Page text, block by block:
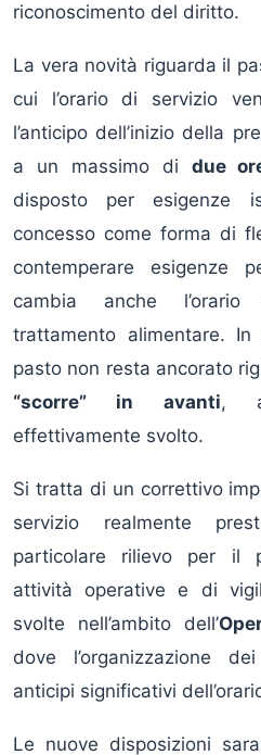
riconoscimento del diritto.
La vera novità riguarda il
cui l’orario di servizio
l’anticipo dell’inizio della
a un massimo di due
disposto per esigenze
concesso come forma di
contemperare esigenze
cambia anche
trattamento alimentare.
pasto non resta ancorato
“scorre” in avanti,
effettivamente svolto.
Si tratta di un correttivo
servizio realmente
particolare rilievo per il
attività operative e di
svolte nell’ambito dell’
dove l’organizzazione
anticipi significativi
Le nuove disposizioni